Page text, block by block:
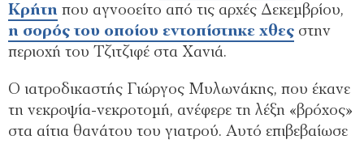
Κρήτη που αγνοοείτο από τις αρχές Δεκεμβρίου,
η σορός του οποίου εντοπίστηκε χθες στην
περιοχή του Τζιτζιφέ στα Χανιά.
Ο ιατροδικαστής Γιώργος Μυλωνάκης, που έκανε
τη νεκροψία-νεκροτομή, ανέφερε τη λέξη «βρόχος»
στα αίτια θανάτου του γιατρού. Αυτό επιβεβαίωσε